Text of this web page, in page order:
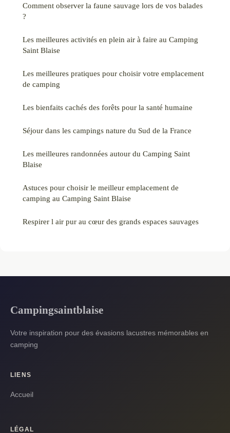
Comment observer la faune sauvage lors de vos balades
?
Les meilleures activités en plein air à faire au Camping
Saint Blaise
Les meilleures pratiques pour choisir votre emplacement
de camping
Les bienfaits cachés des forêts pour la santé humaine
Séjour dans les campings nature du Sud de la France
Les meilleures randonnées autour du Camping Saint
Blaise
Astuces pour choisir le meilleur emplacement de
camping au Camping Saint Blaise
Respirer l air pur au cœur des grands espaces sauvages
Campingsaintblaise
Votre inspiration pour des évasions lacustres mémorables en
camping
LIENS
Accueil
LÉGAL